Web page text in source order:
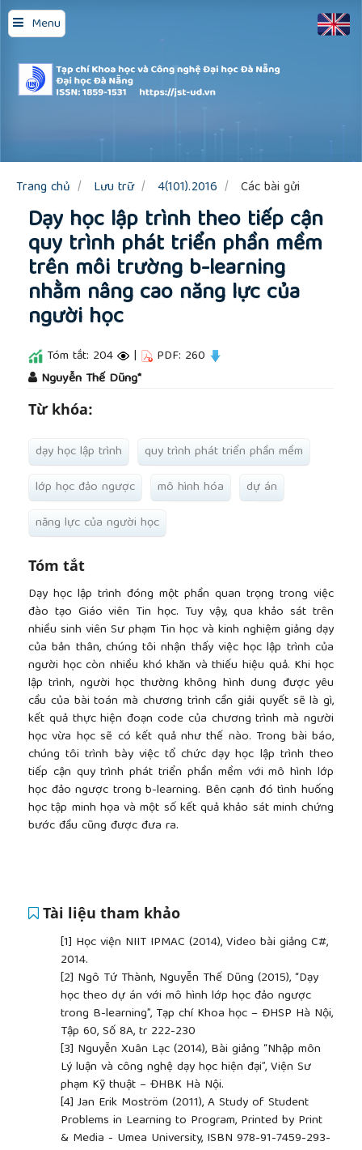
Menu
Quick
jump
to
page
content
Main
Sidebar
Trang chủ Lưu trữ 4(101).2016 Các bài gửi
Dạy học lập trình theo tiếp cận
quy trình phát triển phần mềm
trên môi trường b-learning
nhằm nâng cao năng lực của
người học
Tóm tắt: 204 | PDF: 260
Nguyễn Thế Dũng*
Từ khóa:
dạy học lập trình
quy trình phát triển phần mềm
lớp học đảo ngược
mô hình hóa
dự án
năng lực của người học
Tóm tắt
Dạy học lập trình đóng một phần quan trọng trong việc
đào tạo Giáo viên Tin học. Tuy vậy, qua khảo sát trên
nhiều sinh viên Sư phạm Tin học và kinh nghiệm giảng dạy
của bản thân, chúng tôi nhận thấy việc học lập trình của
người học còn nhiều khó khăn và thiếu hiệu quả. Khi học
lập trình, người học thường không hình dung được yêu
cầu của bài toán mà chương trình cần giải quyết sẽ là gì,
kết quả thực hiện đoạn code của chương trình mà người
học vừa học sẽ có kết quả như thế nào. Trong bài báo,
chúng tôi trình bày việc tổ chức dạy học lập trình theo
tiếp cận quy trình phát triển phần mềm với mô hình lớp
học đảo ngược trong b-learning. Bên cạnh đó tình huống
học tập minh họa và một số kết quả khảo sát minh chứng
bước đầu cũng được đưa ra.
Tài liệu tham khảo
[1] Học viện NIIT IPMAC (2014), Video bài giảng C#,
2014.
[2] Ngô Tứ Thành, Nguyễn Thế Dũng (2015), “Dạy
học theo dự án với mô hình lớp học đảo ngược
trong B-learning”, Tạp chí Khoa học – ĐHSP Hà Nội,
Tập 60, Số 8A, tr 222-230
[3] Nguyễn Xuân Lạc (2014), Bài giảng “Nhập môn
Lý luận và công nghệ dạy học hiện đại”, Viện Sư
phạm Kỹ thuật – ĐHBK Hà Nội.
[4] Jan Erik Moström (2011), A Study of Student
Problems in Learning to Program, Printed by Print
& Media - Umea University, ISBN 978-91-7459-293-